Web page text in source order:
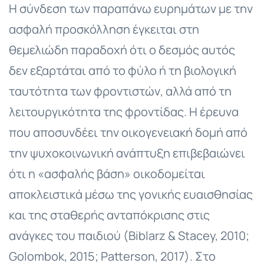
Η σύνδεση των παραπάνω ευρημάτων με την
ασφαλή προσκόλληση έγκειται στη
θεμελιώδη παραδοχή ότι ο δεσμός αυτός
δεν εξαρτάται από το φύλο ή τη βιολογική
ταυτότητα των φροντιστών, αλλά από τη
λειτουργικότητα της φροντίδας. Η έρευνα
που αποσυνδέει την οικογενειακή δομή από
την ψυχοκοινωνική ανάπτυξη επιβεβαιώνει
ότι η «ασφαλής βάση» οικοδομείται
αποκλειστικά μέσω της γονικής ευαισθησίας
και της σταθερής ανταπόκρισης στις
ανάγκες του παιδιού (Biblarz & Stacey, 2010;
Golombok, 2015; Patterson, 2017). Στο